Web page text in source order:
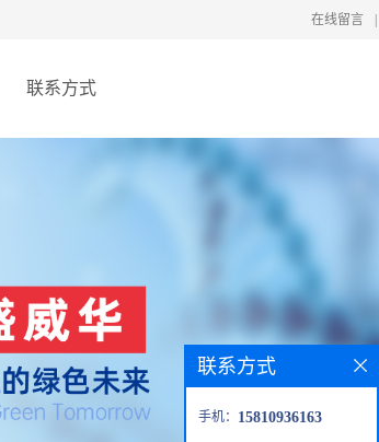
在线留言
联系方式
联系方式
手机： 15810936163